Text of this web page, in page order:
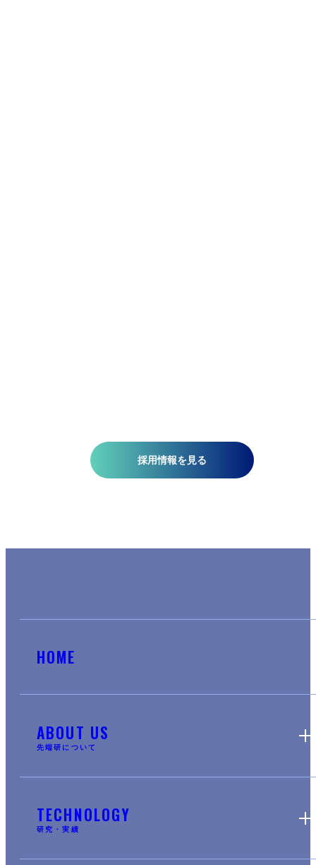
採用情報を見る
HOME
ABOUT US
先端研について
TECHNOLOGY
研究・実績